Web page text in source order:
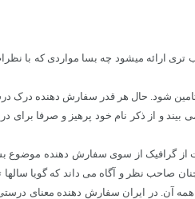
تری ارائه میشود چه بسا مواردی که با
شود. حال هر قدر سفارش دهنده درک
و از ذکر نام خود پرهیز و صرفا برای
از گرافیک از سوی سفارش دهنده
صاحب نظر و آگاه می داند که گویا
در ایران سفارش دهنده معنای درستی